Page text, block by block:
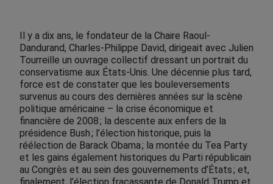
Il y a dix ans, le fondateur de la Chaire Raoul-
Dandurand, Charles-Philippe David, dirigeait avec Julien
Tourreille un ouvrage collectif dressant un portrait du
conserva­tisme aux États-Unis. Une décennie plus tard,
force est de constater que les boulever­se­ments
survenus au cours des dernières années sur la scène
politique américaine – la crise économique et
financière de 2008 ; la descente aux enfers de la
présidence Bush ; l’élection historique, puis la
réélection de Barack Obama ; la montée du Tea Party
et les gains également historiques du Parti républicain
au Congrès et au sein des gouvernements d’États ; et,